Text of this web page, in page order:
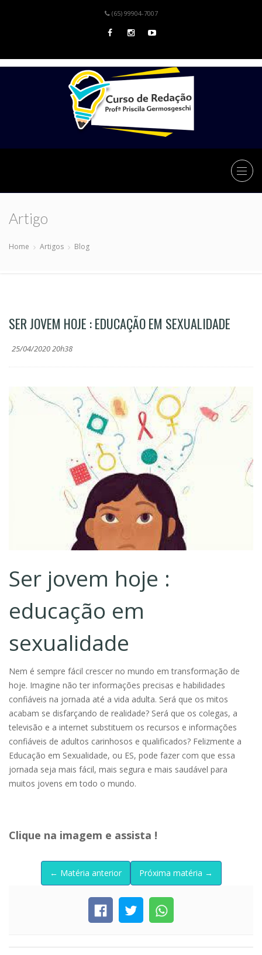
(65) 99904-7007
Artigo
Home Artigos Blog
SER JOVEM HOJE : EDUCAÇÃO EM SEXUALIDADE
25/04/2020 20h38
Ser jovem hoje :
educação em
sexualidade
Nem é sempre fácil crescer no mundo em transformação de
hoje. Imagine não ter informações precisas e habilidades
confiáveis na jornada até a vida adulta. Será que os mitos
acabam se disfarçando de realidade? Será que os colegas, a
televisão e a internet substituem os recursos e informações
confiáveis de adultos carinhosos e qualificados? Felizmente a
Educação em Sexualidade, ou ES, pode fazer com que essa
jornada seja mais fácil, mais segura e mais saudável para
muitos jovens em todo o mundo.
Clique na imagem e assista !
← Matéria anterior Próxima matéria →